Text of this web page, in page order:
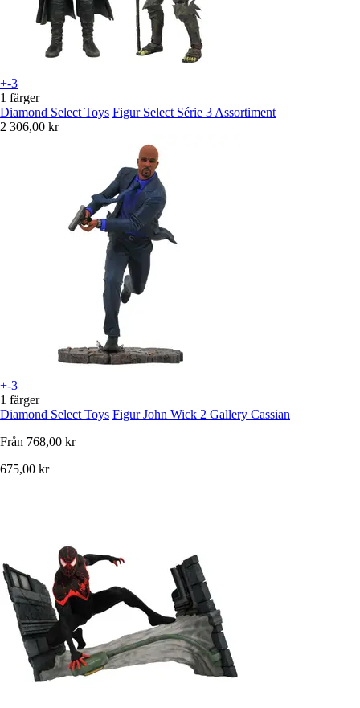
+-3
1 färger
Diamond Select Toys Figur Select Série 3 Assortiment
2 306,00 kr
+-3
1 färger
Diamond Select Toys Figur John Wick 2 Gallery Cassian
Från 768,00 kr
675,00 kr